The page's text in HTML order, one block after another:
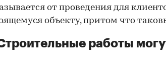
от проведения для
объекту, притом что
работы